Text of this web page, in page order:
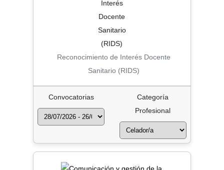
Reconocimiento de Interés Docente
Sanitario (RIDS)
Convocatorias
Categoría
Profesional